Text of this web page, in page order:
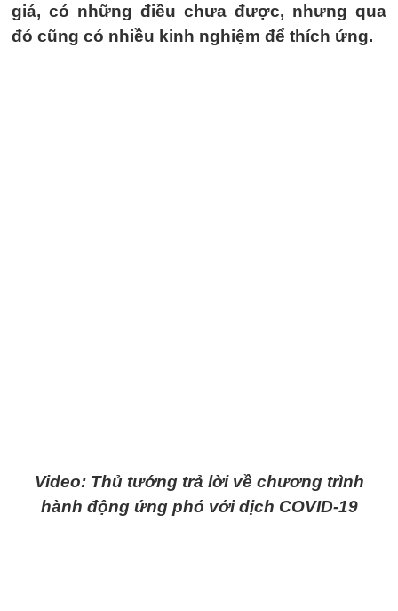
giá, có những điều chưa được, nhưng qua
đó cũng có nhiều kinh nghiệm để thích ứng.
Video: Thủ tướng trả lời về chương trình
hành động ứng phó với dịch COVID-19